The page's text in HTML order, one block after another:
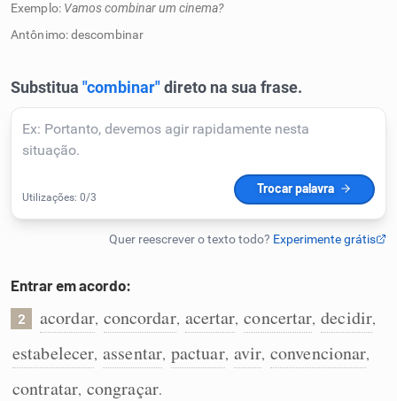
Corrigir Texto
Detector de IA
Humanizador de IA
Conexões
Caça-palavras
Exemplo: Vamos combinar um cinema?
Antônimo: descombinar
Entrar em acordo:
2 acordar, concordar, acertar, concertar, decidir,
estabelecer, assentar, pactuar, avir, convencionar,
contratar, congraçar.